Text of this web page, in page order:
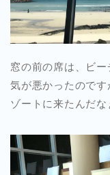
窓の前の席は、ビ
気が悪かったので
ゾートに来たんだ